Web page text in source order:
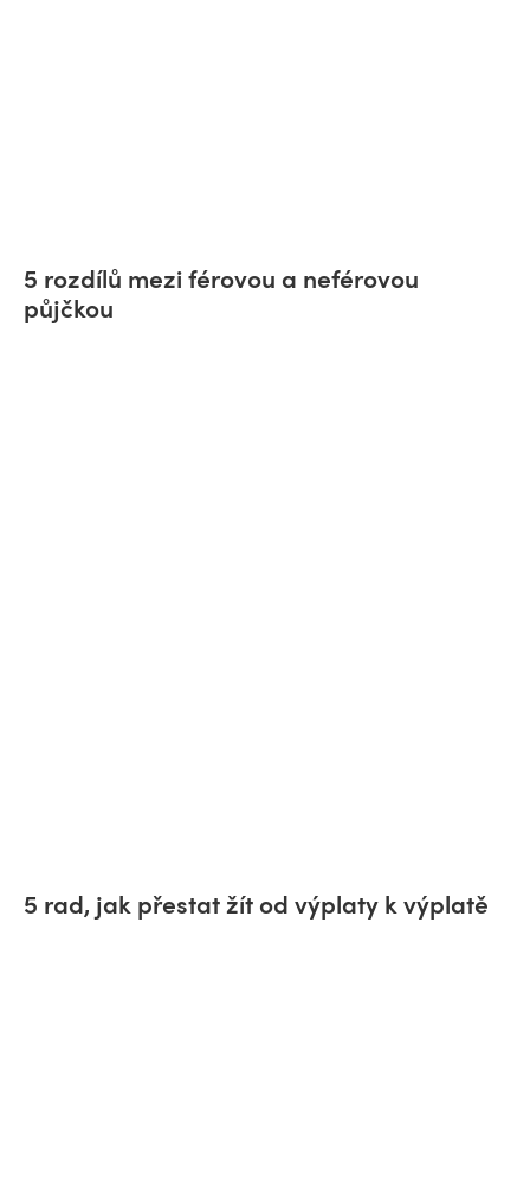
5 rozdílů mezi férovou a neférovou
půjčkou
5 rad, jak přestat žít od výplaty k výplatě